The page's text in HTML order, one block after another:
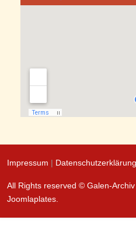
Impressum | Datenschutzerklärung
All Rights reserved © Galen-
Joomlaplates